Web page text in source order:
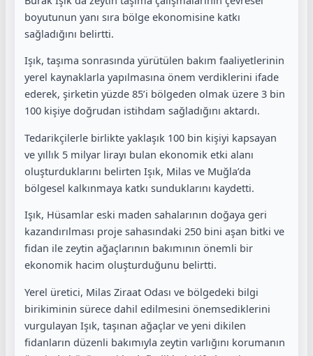
boyutunun yanı sıra bölge ekonomisine katkı
sağladığını belirtti.
Işık, taşıma sonrasında yürütülen bakım faaliyetlerinin
yerel kaynaklarla yapılmasına önem verdiklerini ifade
ederek, şirketin yüzde 85’i bölgeden olmak üzere 3 bin
100 kişiye doğrudan istihdam sağladığını aktardı.
Tedarikçilerle birlikte yaklaşık 100 bin kişiyi kapsayan
ve yıllık 5 milyar lirayı bulan ekonomik etki alanı
oluşturduklarını belirten Işık, Milas ve Muğla’da
bölgesel kalkınmaya katkı sunduklarını kaydetti.
Işık, Hüsamlar eski maden sahalarının doğaya geri
kazandırılması proje sahasındaki 250 bini aşan bitki ve
fidan ile zeytin ağaçlarının bakımının önemli bir
ekonomik hacim oluşturduğunu belirtti.
Yerel üretici, Milas Ziraat Odası ve bölgedeki bilgi
birikiminin sürece dahil edilmesini önemsediklerini
vurgulayan Işık, taşınan ağaçlar ve yeni dikilen
fidanların düzenli bakımıyla zeytin varlığını korumanın